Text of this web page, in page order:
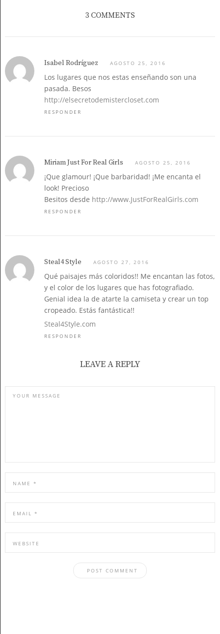
3 COMMENTS
Isabel Rodríguez AGOSTO 25, 2016
Los lugares que nos estas enseñando son una
pasada. Besos
http://elsecretodemistercloset.com
RESPONDER
Miriam Just For Real Girls AGOSTO 25, 2016
¡Que glamour! ¡Que barbaridad! ¡Me encanta el
look! Precioso
Besitos desde http://www.JustForRealGirls.com
RESPONDER
Steal4 Style AGOSTO 27, 2016
Qué paisajes más coloridos!! Me encantan las fotos,
y el color de los lugares que has fotografiado.
Genial idea la de atarte la camiseta y crear un top
cropeado. Estás fantástica!!
Steal4Style.com
RESPONDER
LEAVE A REPLY